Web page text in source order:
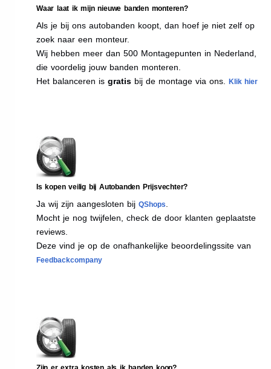
Waar laat ik mijn nieuwe banden monteren?
Als je bij ons autobanden koopt, dan hoef je niet zelf op
zoek naar een monteur.
Wij hebben meer dan 500 Montagepunten in Nederland,
die voordelig jouw banden monteren.
Het balanceren is gratis bij de montage via ons. Klik hier
Is kopen veilig bij Autobanden Prijsvechter?
Ja wij zijn aangesloten bij QShops
Mocht je nog twijfelen, check de door klanten geplaatste
reviews.
Deze vind je op de onafhankelijke beoordelingssite van
Feedbackcompany